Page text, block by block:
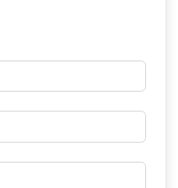
di rete;